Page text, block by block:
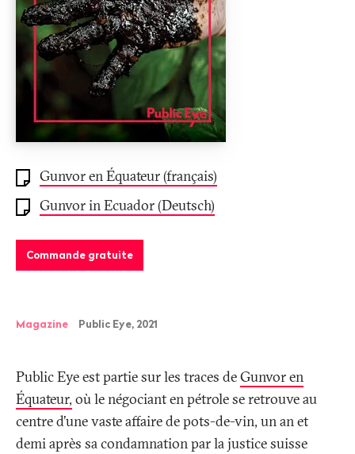
Gunvor en Équateur (français)
Gunvor in Ecuador (Deutsch)
Commande gratuite
Magazine Public Eye, 2021
Public Eye est partie sur les traces deGunvor en
Équateur, où le négociant en pétrole se retrouve au
centre d’une vaste affaire de pots-de-vin, un an et
demi après sa condamnation par la justice suisse